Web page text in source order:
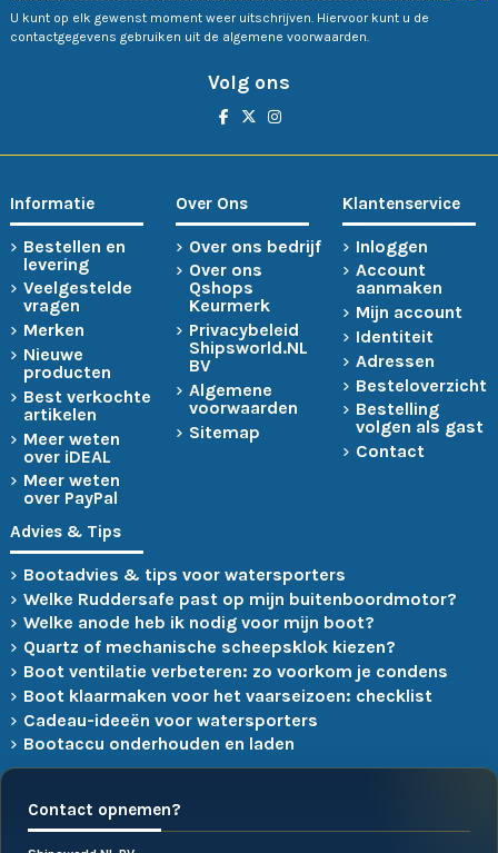
U kunt op elk gewenst moment weer uitschrijven. Hiervoor kunt u de
contactgegevens gebruiken uit de algemene voorwaarden.
Volg ons
Informatie
Bestellen en
levering
Veelgestelde
vragen
Merken
Nieuwe
producten
Best verkochte
artikelen
Meer weten
over iDEAL
Meer weten
over PayPal
Over Ons
Over ons bedrijf
Over ons
Qshops
Keurmerk
Privacybeleid
Shipsworld.NL
BV
Algemene
voorwaarden
Sitemap
Klantenservice
Inloggen
Account
aanmaken
Mijn account
Identiteit
Adressen
Besteloverzicht
Bestelling
volgen als gast
Contact
Advies & Tips
Bootadvies & tips voor watersporters
Welke Ruddersafe past op mijn buitenboordmotor?
Welke anode heb ik nodig voor mijn boot?
Quartz of mechanische scheepsklok kiezen?
Boot ventilatie verbeteren: zo voorkom je condens
Boot klaarmaken voor het vaarseizoen: checklist
Cadeau-ideeën voor watersporters
Bootaccu onderhouden en laden
Contact opnemen?